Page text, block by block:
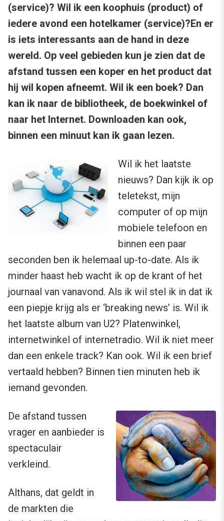
(service)? Wil ik een koophuis (product) of
iedere avond een hotelkamer (service)?En er
is iets interessants aan de hand in deze
wereld. Op veel gebieden kun je zien dat de
afstand tussen een koper en het product dat
hij wil kopen afneemt. Wil ik een boek? Dan
kan ik naar de bibliotheek, de boekwinkel of
naar het Internet. Downloaden kan ook,
binnen een minuut kan ik gaan lezen.
Wil ik het laatste
nieuws? Dan kijk ik op
teletekst, mijn
computer of op mijn
mobiele telefoon en
binnen een paar
seconden ben ik helemaal up-to-date. Als ik
minder haast heb wacht ik op de krant of het
journaal van vanavond. Als ik wil stel ik in dat ik
een piepje krijg als er ‘breaking news’ is. Wil ik
het laatste album van U2? Platenwinkel,
internetwinkel of internetradio. Wil ik niet meer
dan een enkele track? Kan ook. Wil ik een brief
vertaald hebben? Binnen tien minuten heb ik
iemand gevonden.
De afstand tussen
vrager en aanbieder is
spectaculair
verkleind.
Althans, dat geldt in
de markten die